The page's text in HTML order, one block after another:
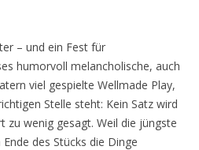
– und ein Fest für
humorvoll melancholische, auch
viel gespielte Wellmade Play,
Stelle steht: Kein Satz wird
zu wenig gesagt. Weil die jüngste
des Stücks die Dinge